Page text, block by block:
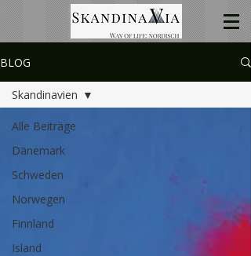
BLOG
Alle Beiträge
Dänemark
Schweden
Norwegen
Finnland
Island
Skandinavien